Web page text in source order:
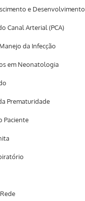
e Desenvolvimento
Canal Arterial (PCA)
da Infecção
em Neonatologia
Prematuridade
Paciente